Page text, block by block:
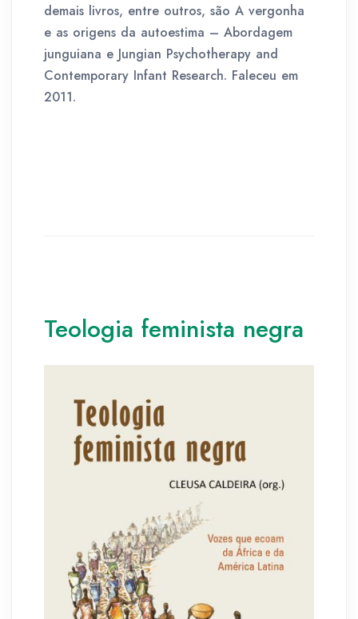
demais livros, entre outros, são A vergonha
e as origens da autoestima – Abordagem
junguiana e Jungian Psychotherapy and
Contemporary Infant Research. Faleceu em
2011.
Teologia feminista negra